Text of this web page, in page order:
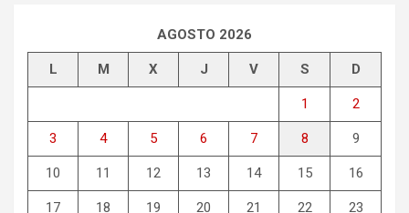
AGOSTO 2026
L M X J V S D
1 2
3 4 5 6 7 8 9
10 11 12 13 14 15 16
17 18 19 20 21 22 23